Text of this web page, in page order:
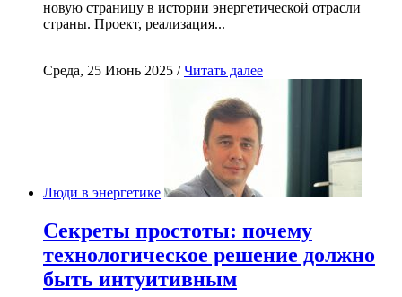
новую страницу в истории энергетической отрасли
страны. Проект, реализация...
Среда, 25 Июнь 2025 /Читать далее
Люди в энергетике
Секреты простоты: почему
технологическое решение должно
быть интуитивным